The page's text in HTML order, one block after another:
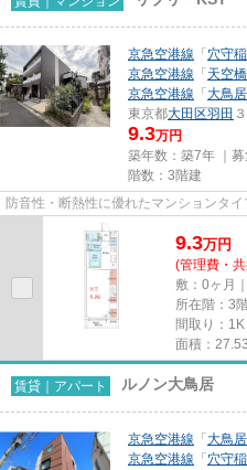
京急空港線 「 穴守
京急空港線 「 天空橋
京急空港線 「 大鳥居
東京都大田区羽田
9.3万円
築年数：築7年 ｜募
階数：3階建
防音性・断熱性に優れたマンションタ
9.3万円
(管理費・
敷：0ヶ月
所在階：3
間取り：1K
面積：
賃貸｜アパート ルノン大鳥居
京急空港線 「 大鳥居
京急空港線 「 穴守